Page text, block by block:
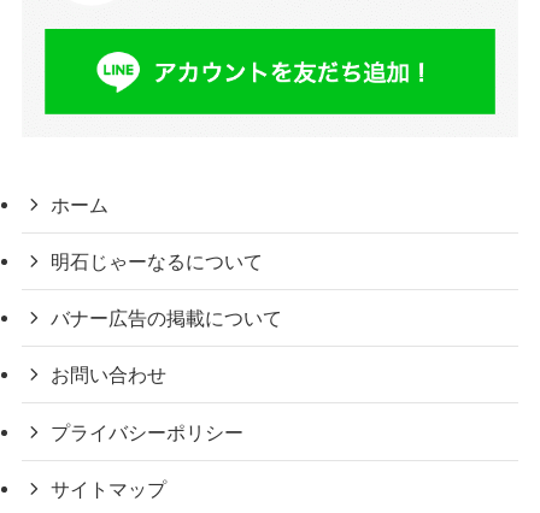
ホーム
明石じゃーなるについて
バナー広告の掲載について
お問い合わせ
プライバシーポリシー
サイトマップ